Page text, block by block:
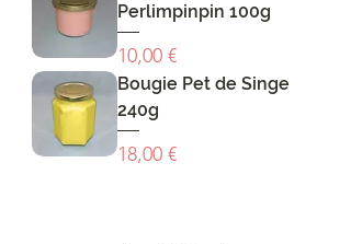
Perlimpinpin 100g
Prix
10,00 €
Bougie Pet de Singe
240g
Prix
18,00 €